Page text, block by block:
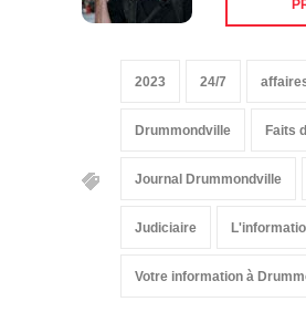
2023 24/7
Drummondville Faits
Journal Drummondville
Judiciaire
Votre information à